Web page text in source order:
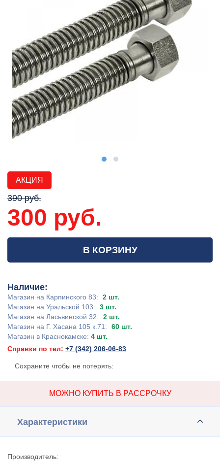
АКЦИЯ
390 руб.
300 руб.
В КОРЗИНУ
Наличие:
Магазин на Карпинского 83:
2 шт.
Магазин на Уральской 103:
3 шт.
Магазин на Ласьвинской 32:
2 шт.
Магазин на Г. Хасана 105 к.71:
60 шт.
Магазин в Краснокамске: 4 шт.
Справки по тел: +7 (342) 206-06-83
Сохраните чтобы не потерять:
МОЖНО КУПИТЬ В РАССРОЧКУ
Характеристики
Производитель: